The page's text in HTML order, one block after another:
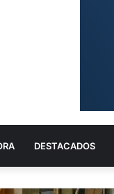
DESTACADOS